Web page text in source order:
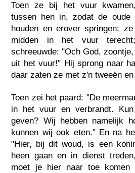
Toen ze bij het vuur
tussen hen in, zodat de
houden en erover springen;
midden in het vuur
schreeuwde: "Och God,
uit het vuur!" Hij sprong naar
daar zaten ze met z'n tweeën
Toen zei het paard: "De
in het vuur en verbrandt.
geven? Wij hebben namelijk
kunnen wij ook eten." En na
"Hier, bij dit woud, is een
heen gaan en in dienst
moet je hier naar toe